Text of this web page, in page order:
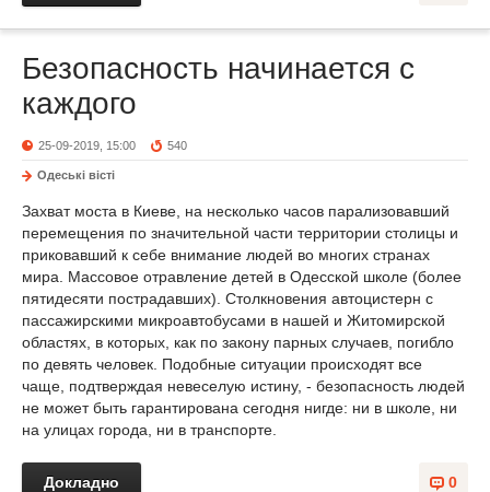
Безопасность начинается с
каждого
25-09-2019, 15:00 540
Одеськi вiстi
Захват моста в Киеве, на несколько часов парализовавший
перемещения по значительной части территории столицы и
приковавший к себе внимание людей во многих странах
мира. Массовое отравление детей в Одесской школе (более
пятидесяти пострадавших). Столкновения автоцистерн с
пассажирскими микроавтобусами в нашей и Житомирской
областях, в которых, как по закону парных случаев, погибло
по девять человек. Подобные ситуации происходят все
чаще, подтверждая невеселую истину, - безопасность людей
не может быть гарантирована сегодня нигде: ни в школе, ни
на улицах города, ни в транспорте.
0
Докладно